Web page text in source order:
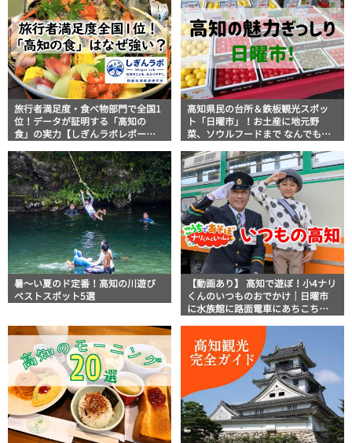
旅行者満足度・食べ物部門で全国1
位！データが証明する「高知の
食」の実力【しぎんラボレポー
高知県民の台所＆鉄板観光スポッ
ト「日曜市」！お土産に地元野
菜、ソウルフードまで なんでもそ
説！
暑～い夏のド定番！高知の川遊び
ベストスポット5選
【動画あり】 高知で遊ぼ！小4ナリ
くんのいつものおでかけ｜日曜市
に水族館に路面電車にあちこち巡